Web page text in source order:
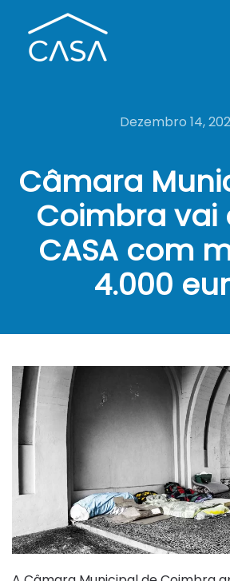
Dezembro 14,
Câmara
Coimbra vai
CASA com
4.000